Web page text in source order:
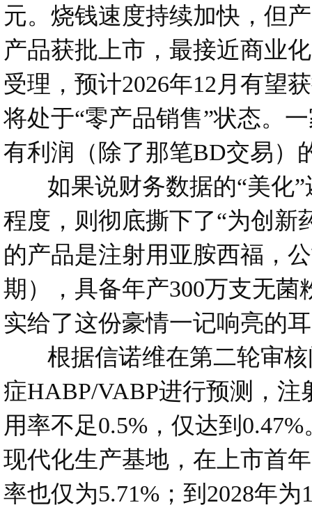
元。烧钱速度持续加快，但
产品获批上市，最接近商业
受理，预计2026年12月有望
将处于“零产品销售”状态。
有利润（除了那笔BD交易）
如果说财务数据的“美化”
程度，则彻底撕下了“为创新
的产品是注射用亚胺西福，
期），具备年产300万支无
实给了这份豪情一记响亮的
根据信诺维在第二轮审核
症HABP/VABP进行预测，注
用率不足0.5%，仅达到
现代化生产基地，在上市首
率也仅为5.71%；到2028年为